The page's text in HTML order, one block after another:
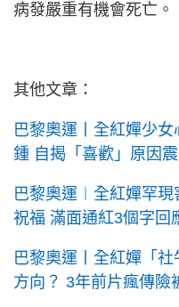
病發嚴重有機會死亡。
其他文章：
巴黎奧運丨全紅嬋少
鍾 自揭「喜歡」原因
巴黎奧運︱全紅嬋罕
祝福 滿面通紅3個字回
巴黎奧運丨全紅嬋「
方向？ 3年前片瘋傳險